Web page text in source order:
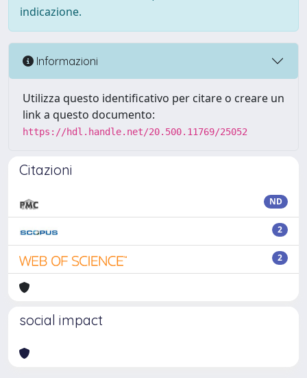
indicazione.
Informazioni
Utilizza questo identificativo per citare o creare un
link a questo documento:
https://hdl.handle.net/20.500.11769/25052
Citazioni
ND
2
2
social impact